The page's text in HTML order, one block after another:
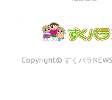
Copyright© すくパラ